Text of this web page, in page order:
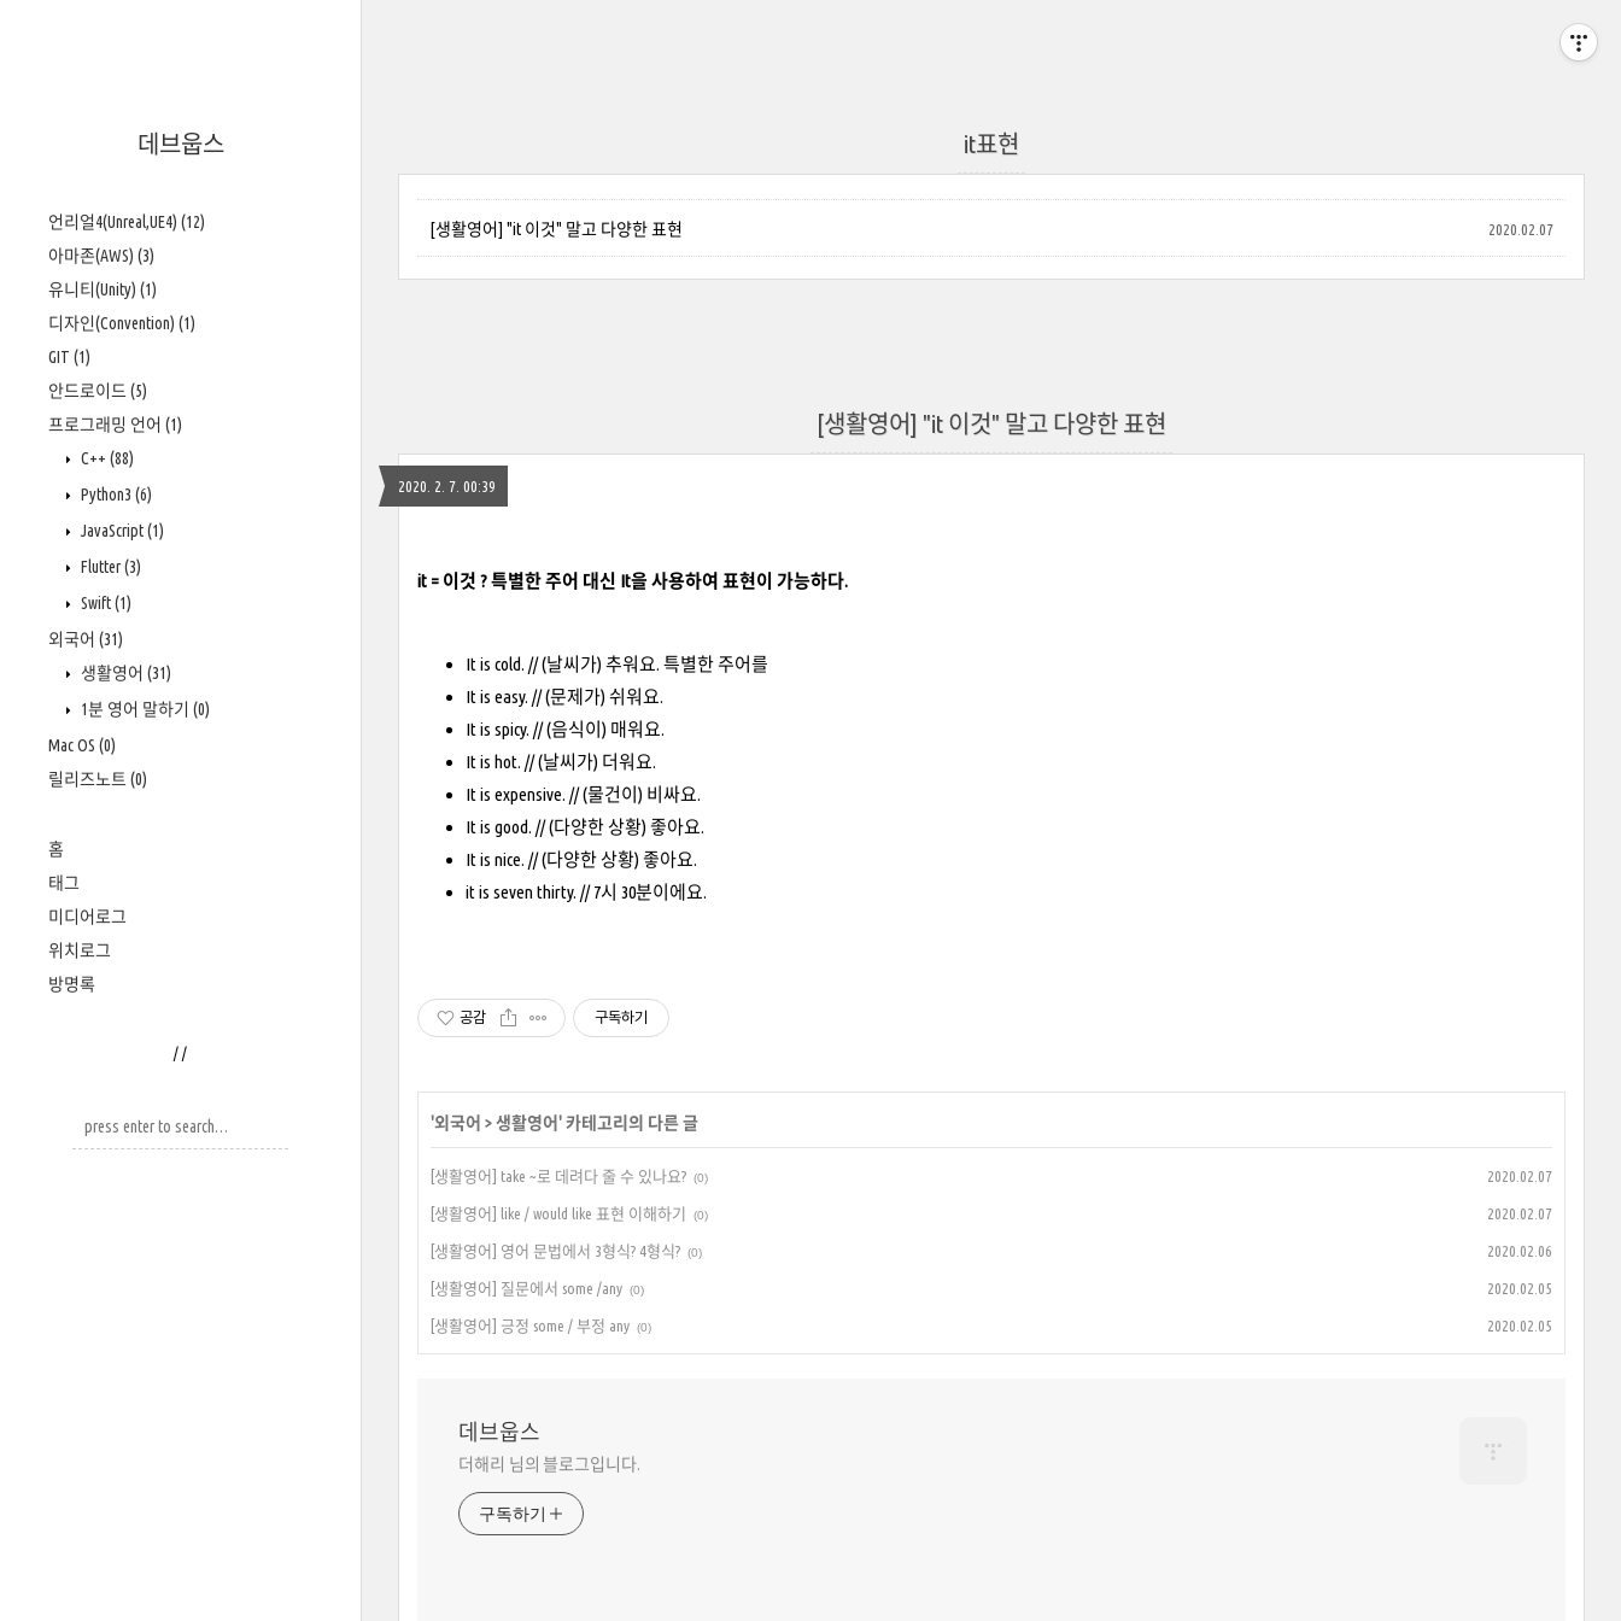
데브웁스
언리얼4(Unreal,UE4) (12)
아마존(AWS) (3)
유니티(Unity) (1)
디자인(Convention) (1)
GIT (1)
안드로이드 (5)
프로그래밍 언어 (1)
C++ (88)
Python3 (6)
JavaScript(1)
Flutter(3)
Swift(1)
외국어 (31)
생활영어 (31)
1분 영어 말하기 (0)
Mac OS (0)
릴리즈노트 (0)
홈
태그
미디어로그
위치로그
방명록
/ /
it표현
[생활영어] "it 이것" 말고 다양한 표현 2020.02.07
[생활영어] "it 이것" 말고 다양한 표현
2020. 2. 7. 00:39
it = 이것 ? 특별한 주어 대신 It을 사용하여 표현이 가능하다.
It is cold. // (날씨가) 추워요. 특별한 주어를
It is easy. // (문제가) 쉬워요.
It is spicy. // (음식이) 매워요.
It is hot. // (날씨가) 더워요.
It is expensive. // (물건이) 비싸요.
It is good. // (다양한 상황) 좋아요.
It is nice. // (다양한 상황) 좋아요.
it is seven thirty. // 7시 30분이에요.
공감 구독하기
'외국어 >생활영어' 카테고리의 다른 글
[생활영어] take ~로 데려다 줄 수 있나요? (0) 2020.02.07
[생활영어] like / would like 표현 이해하기 (0) 2020.02.07
[생활영어] 영어 문법에서 3형식? 4형식? (0) 2020.02.06
[생활영어] 질문에서 some /any (0) 2020.02.05
[생활영어] 긍정 some / 부정 any (0) 2020.02.05
데브웁스
더해리 님의 블로그입니다.
구독하기